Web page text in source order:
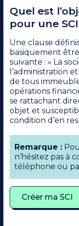
Quel est
pour une
Une clause
basiquement
suivante : « La
l’administration
de tous
opérations
se rattachant
objet et
condition d’en
Remarque :
n’hésitez pas à
téléphone ou
Créer ma SCI